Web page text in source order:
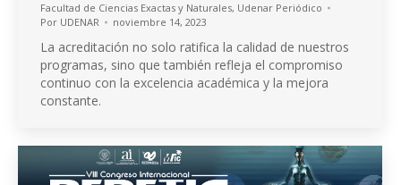
Facultad de Ciencias Exactas y Naturales, Udenar Periódico
Por UDENAR noviembre 14, 2023
La acreditación no solo ratifica la calidad de nuestros
programas, sino que también refleja el compromiso
continuo con la excelencia académica y la mejora
constante.